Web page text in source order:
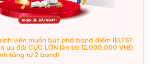
viên muốn bứt phá band điểm IELTS?
ưu đãi CỰC LỚN lên tới 12.000.000 VNĐ
tăng từ 2 band!